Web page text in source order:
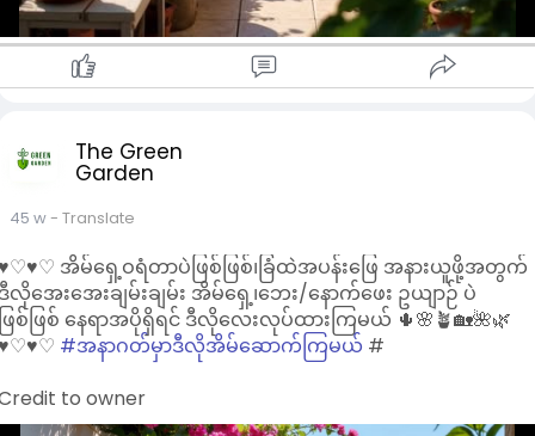
The Green
Garden
45 w- Translate
အိမ်ရှေ့ဝရံတာပဲဖြစ်ဖြစ်၊ခြံထဲအပန်းဖြေ အနားယူဖို့အတွက်
လိုအေးအေးချမ်းချမ်း အိမ်ရှေ့၊ဘေး/နောက်ဖေး ဥယျာဉ် ပဲ
ြစ်ဖြစ် နေရာအပိုရှိရင် ဒီလိုလေးလုပ်ထားကြမယ် 🌵🌸🪴🏡🌺🌿
#အနာဂတ်မှာဒီလိုအိမ်ဆောက်ကြမယ် #
to owner